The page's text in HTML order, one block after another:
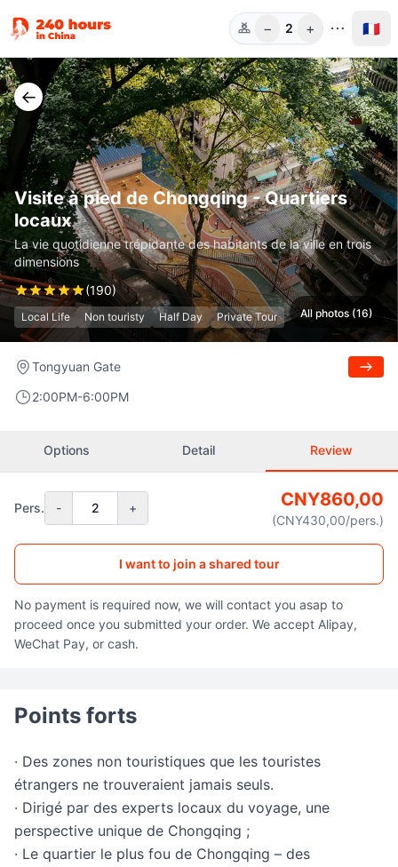
Pers.
− 2 + 🇫🇷
←
All photos (16)
Visite à pied de Chongqing - Quartiers
locaux
La vie quotidienne trépidante des habitants de la ville en trois
dimensions
(190)
Local Life Non touristy Half Day Private Tour
Tongyuan Gate
2:00PM-6:00PM
Options Detail Review
Pers. - 2 + CNY860,00
(CNY430,00/pers.)
I want to join a shared tour
No payment is required now, we will contact you asap to
proceed once you submitted your order. We accept Alipay,
WeChat Pay, or cash.
Points forts
· Des zones non touristiques que les touristes
étrangers ne trouveraient jamais seuls.
· Dirigé par des experts locaux du voyage, une
perspective unique de Chongqing ;
· Le quartier le plus fou de Chongqing – des